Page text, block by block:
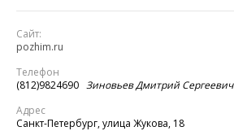
Сайт:
pozhim.ru
Телефон
(812)9824690 Зиновьев Дмитрий Сергеевич
Адрес
Санкт-Петербург, улица Жукова, 18